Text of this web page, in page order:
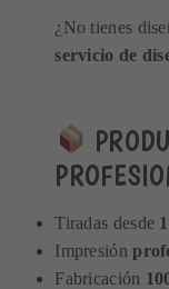
¿No tienes
servicio de
Tiradas desde
Impresión
Fabricación